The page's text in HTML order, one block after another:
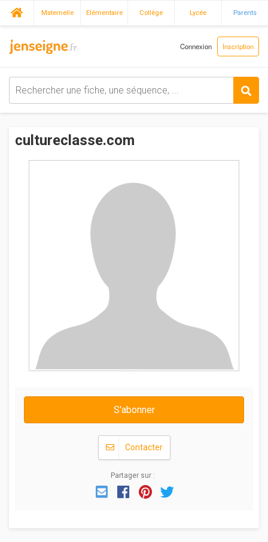
Maternelle Elémentaire Collège Lycée Parents
Connexion Inscription
cultureclasse.com
S'abonner
Contacter
Partager sur :
EmailFacebook
Pinterest